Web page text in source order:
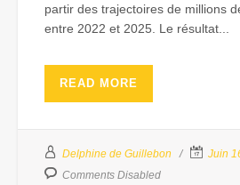
partir des trajectoires de millions
entre 2022 et 2025. Le résultat...
READ MORE
Delphine de Guillebon
Juin
Comments Disabled